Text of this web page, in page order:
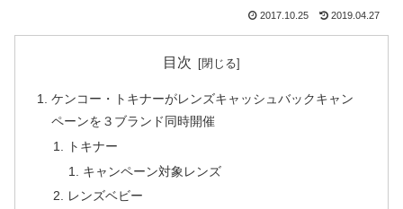
2017.10.25 2019.04.27
目次
ケンコー・トキナーがレンズキャッシュバックキャン
ペーンを３ブランド同時開催
トキナー
キャンペーン対象レンズ
レンズベビー